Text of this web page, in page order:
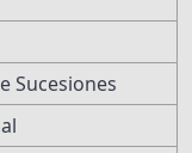
Sucesiones